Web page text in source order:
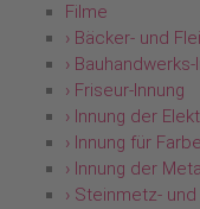
Filme
› Bäcker- und
› Bauhandwerks-
› Friseur-Innung
› Innung der
› Innung für
› Innung der
› Steinmetz-